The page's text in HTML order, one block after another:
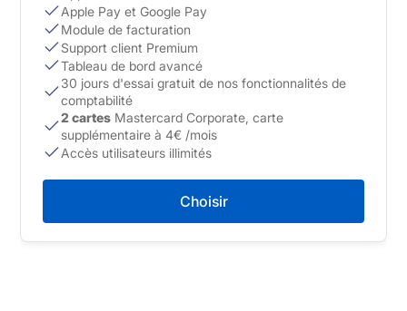
Apple Pay et Google Pay
Module de facturation
Support client Premium
Tableau de bord avancé
30 jours d'essai gratuit de nos fonctionnalités de
comptabilité
2 cartes Mastercard Corporate, carte
supplémentaire à 4€ /mois
Accès utilisateurs illimités
Choisir